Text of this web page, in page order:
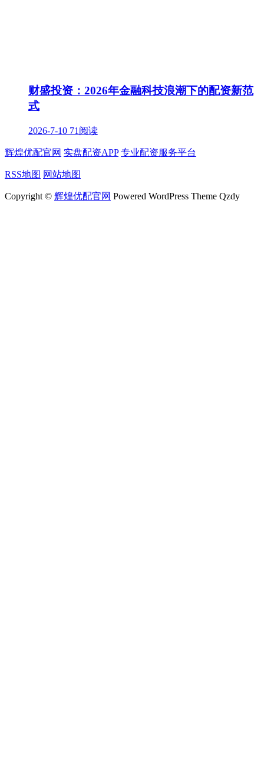
财盛投资：2026年金融科技浪潮下的配资新范
式
2026-7-10 71阅读
辉煌优配官网 实盘配资APP 专业配资服务平台
RSS地图 网站地图
Copyright © 辉煌优配官网 Powered WordPress Theme Qzdy